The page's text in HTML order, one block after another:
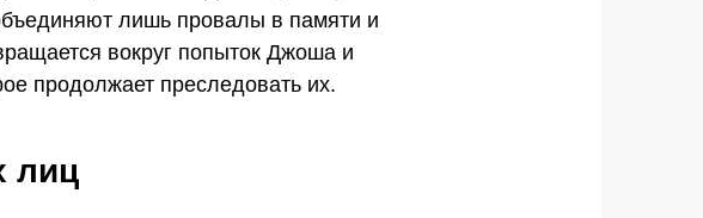
лишь провалы в памяти и
вокруг попыток Джоша и
продолжает преследовать их.
лиц